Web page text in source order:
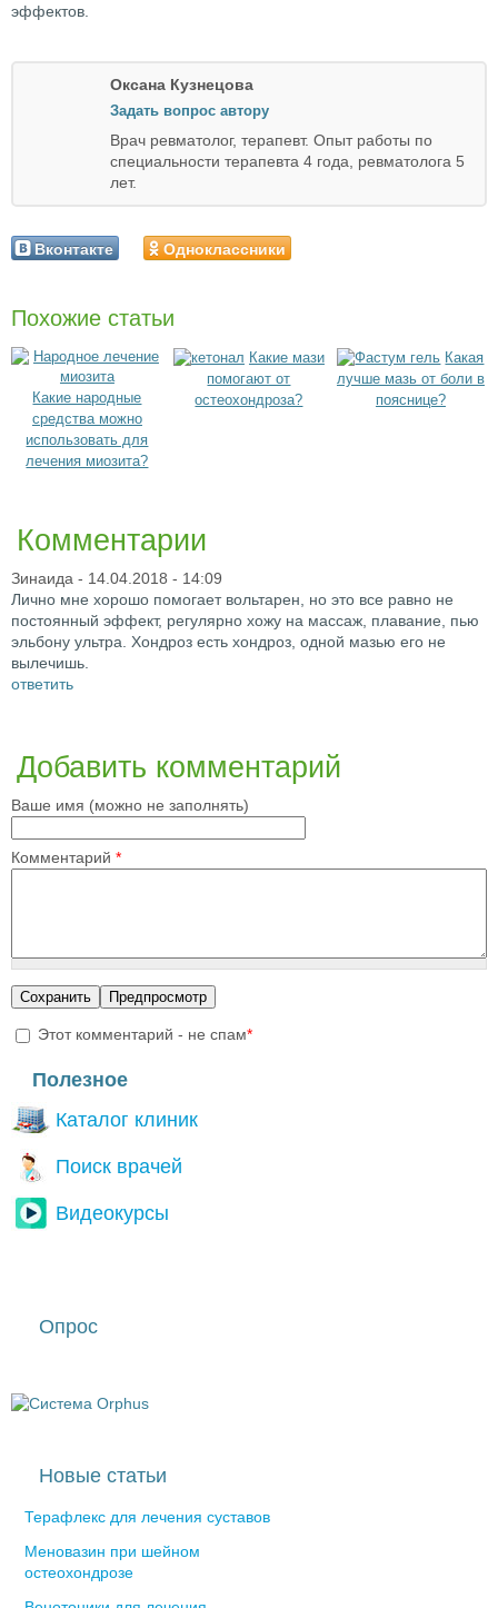
эффектов.
Оксана Кузнецова
Задать вопрос автору
Врач ревматолог, терапевт. Опыт работы по
специальности терапевта 4 года, ревматолога 5
лет.
Вконтакте Одноклассники
Похожие статьи
Какие народные
средства можно
использовать для
лечения миозита?
Какие мази
помогают от
остеохондроза?
Какая
лучше мазь от боли в
пояснице?
Комментарии
Зинаида - 14.04.2018 - 14:09
Лично мне хорошо помогает вольтарен, но это все равно не
постоянный эффект, регулярно хожу на массаж, плавание, пью
эльбону ультра. Хондроз есть хондроз, одной мазью его не
вылечишь.
ответить
Добавить комментарий
Ваше имя (можно не заполнять)
Комментарий *
Этот комментарий - не спам*
Полезное
Каталог клиник
Поиск врачей
Видеокурсы
Опрос
Новые статьи
Терафлекс для лечения суставов
Меновазин при шейном
остеохондрозе